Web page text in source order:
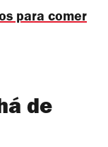
para comer
de